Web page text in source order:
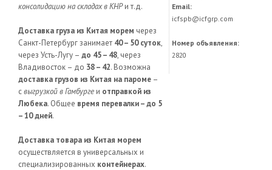
консолидацию на складах в КНРи т.д.
Доставка груза из Китая морем через
Санкт-Петербург занимает 40 – 50 суток,
через Усть-Лугу – до 45 – 48, через
Владивосток – до 38 – 42. Возможна
доставка грузов из Китая на пароме –
свыгрузкой в Гамбурге и отправкой из
Любека. Общее время перевалки – до 5
– 10 дней.
Доставка товара из Китая морем
осуществляется в универсальных и
специализированных контейнерах.
Email:
icfspb@icfgrp.com
Номер объявления:
2820